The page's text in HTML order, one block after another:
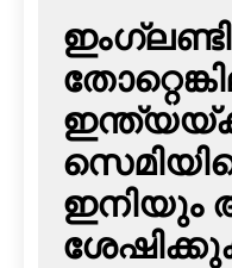
ഇനിയും